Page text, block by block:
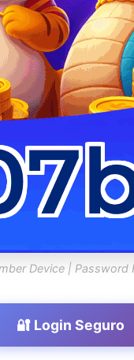
Device |
🔐 Login Seguro